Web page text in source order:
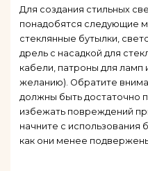
Для создания стильных
понадобятся следующие
стеклянные бутылки,
дрель с насадкой для
кабели, патроны для ламп
желанию). Обратите
должны быть достаточно
избежать повреждений
начните с использования
как они менее